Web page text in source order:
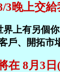
3晚上交
上有另個
戶、開拓市
在 8月3